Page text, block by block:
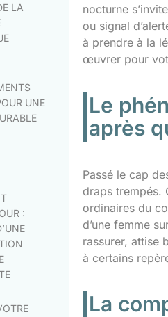
LA
UNE
:
nocturne
ou signal
à prendre à la
œuvrer pour
Le
après
Passé le cap
draps trempés.
ordinaires du
d’une femme
rassurer, attise
à certains
La